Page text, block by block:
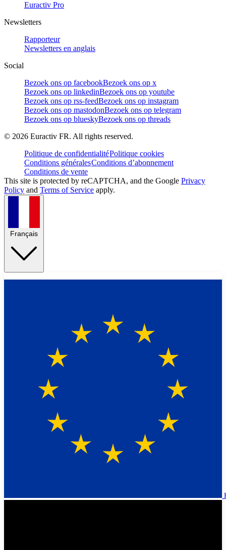
Euractiv Pro
Newsletters
Rapporteur
Newsletters en anglais
Social
Bezoek ons op facebookBezoek ons op x
Bezoek ons op linkedinBezoek ons op youtube
Bezoek ons op rss-feedBezoek ons op instagram
Bezoek ons op mastodonBezoek ons op telegram
Bezoek ons op blueskyBezoek ons op threads
© 2026 Euractiv FR. All rights reserved.
Politique de confidentialitéPolitique cookies
Conditions généralesConditions d’abonnement
Conditions de vente
This site is protected by reCAPTCHA, and the Google Privacy
Policy and Terms of Service apply.
Français